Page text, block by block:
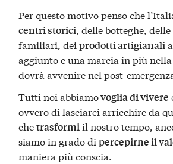
Per questo motivo penso che
centri storici, delle botteghe,
familiari, deiprodotti artigianali
aggiunto e una marcia in più
dovrà avvenire nel post-
Tutti noi abbiamovoglia di vivere
ovvero di lasciarci arricchire da
chetrasformiil nostro tempo,
siamo in grado dipercepirne il
maniera più conscia.